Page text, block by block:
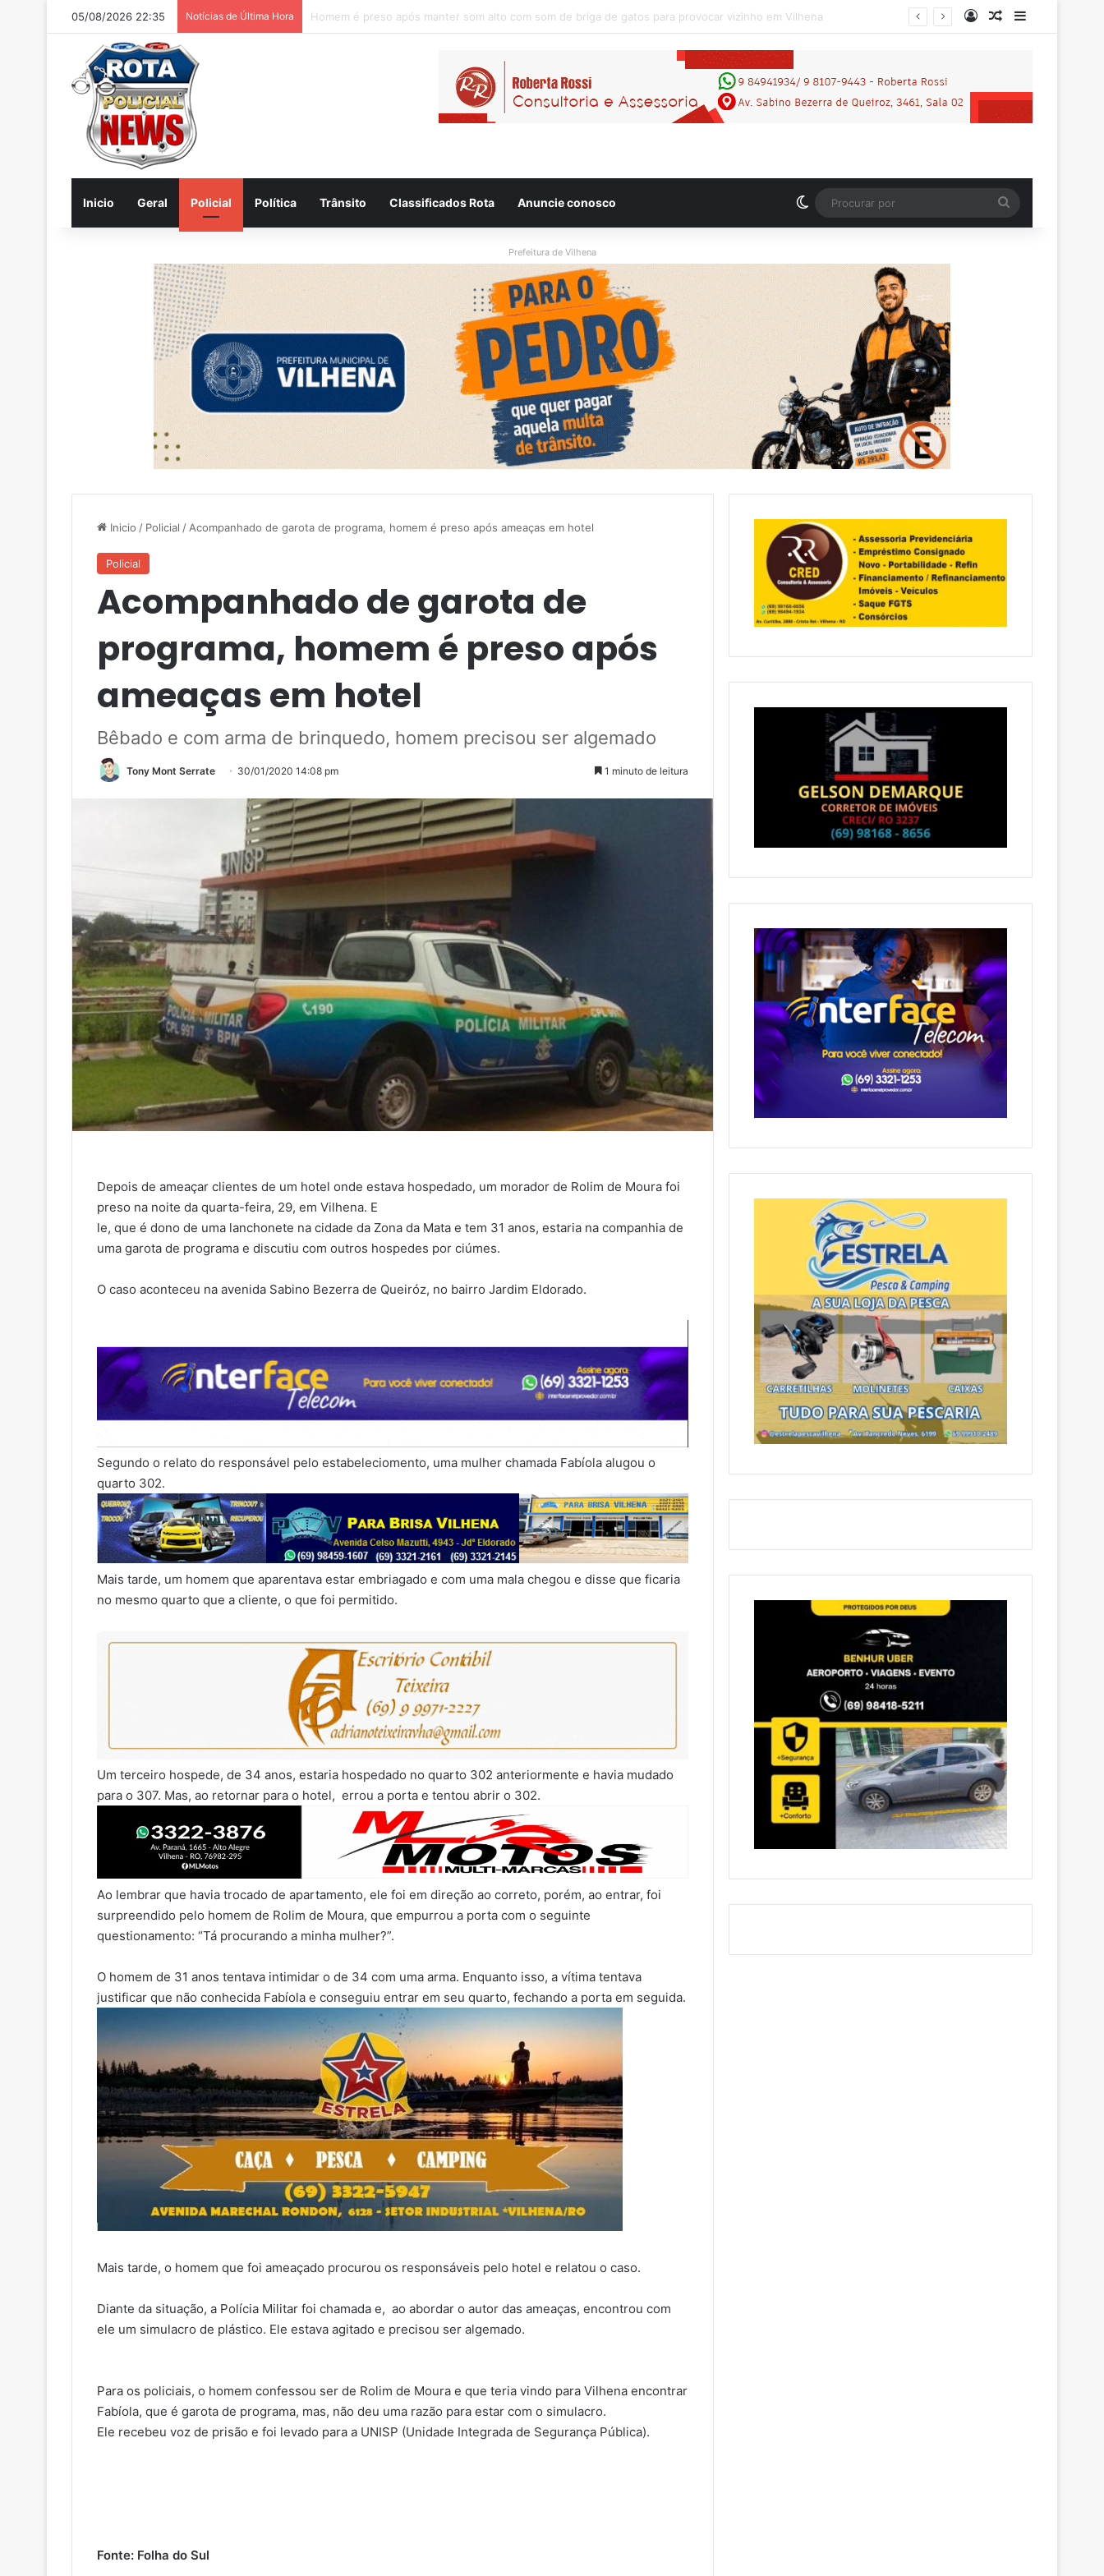
05/08/2026 22:35 Notícias de Última Hora EntrarArtigo aleatório
Inicio Geral Policial Política Trânsito Classificados Rota Anuncie conosco Switch skin
por
Prefeitura de Vilhena
Inicio / Policial / Acompanhado de garota de programa, homem é preso após ameaças em hotel
Policial
Acompanhado de garota de
programa, homem é preso após
ameaças em hotel
Bêbado e com arma de brinquedo, homem precisou ser algemado
Tony Mont Serrate 30/01/2020 14:08 pm 1 minuto de leitura
Depois de ameaçar clientes de um hotel onde estava hospedado, um morador de Rolim de Moura foi
preso na noite da quarta-feira, 29, em Vilhena. E
le, que é dono de uma lanchonete na cidade da Zona da Mata e tem 31 anos, estaria na companhia de
uma garota de programa e discutiu com outros hospedes por ciúmes.
O caso aconteceu na avenida Sabino Bezerra de Queiróz, no bairro Jardim Eldorado.
Segundo o relato do responsável pelo estabeleciomento, uma mulher chamada Fabíola alugou o
quarto 302.
Mais tarde, um homem que aparentava estar embriagado e com uma mala chegou e disse que ficaria
no mesmo quarto que a cliente, o que foi permitido.
Um terceiro hospede, de 34 anos, estaria hospedado no quarto 302 anteriormente e havia mudado
para o 307. Mas, ao retornar para o hotel, errou a porta e tentou abrir o 302.
Ao lembrar que havia trocado de apartamento, ele foi em direção ao correto, porém, ao entrar, foi
surpreendido pelo homem de Rolim de Moura, que empurrou a porta com o seguinte
questionamento: “Tá procurando a minha mulher?”.
O homem de 31 anos tentava intimidar o de 34 com uma arma. Enquanto isso, a vítima tentava
justificar que não conhecida Fabíola e conseguiu entrar em seu quarto, fechando a porta em seguida.
Mais tarde, o homem que foi ameaçado procurou os responsáveis pelo hotel e relatou o caso.
Diante da situação, a Polícia Militar foi chamada e, ao abordar o autor das ameaças, encontrou com
ele um simulacro de plástico. Ele estava agitado e precisou ser algemado.
Para os policiais, o homem confessou ser de Rolim de Moura e que teria vindo para Vilhena encontrar
Fabíola, que é garota de programa, mas, não deu uma razão para estar com o simulacro.
Ele recebeu voz de prisão e foi levado para a UNISP (Unidade Integrada de Segurança Pública).
Fonte: Folha do Sul